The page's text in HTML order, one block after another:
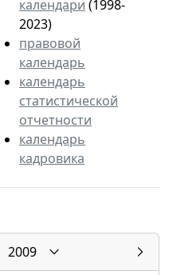
календари (1998-
2023)
правовой
календарь
календарь
статистической
отчетности
календарь
кадровика
2009